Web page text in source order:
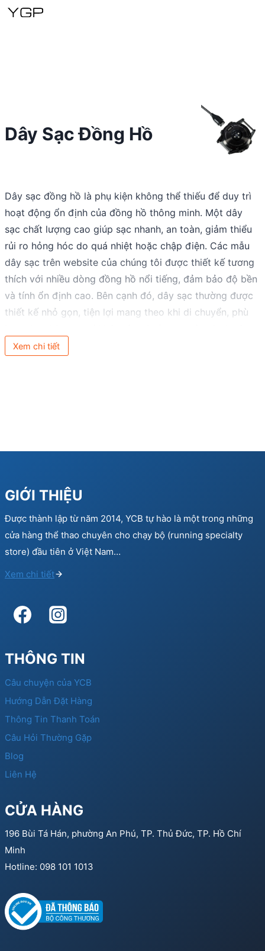
Dây Sạc Đồng Hồ
Dây sạc đồng hồ là phụ kiện không thể thiếu để duy trì
hoạt động ổn định của đồng hồ thông minh. Một dây
sạc chất lượng cao giúp sạc nhanh, an toàn, giảm thiểu
rủi ro hỏng hóc do quá nhiệt hoặc chập điện. Các mẫu
dây sạc trên website của chúng tôi được thiết kế tương
thích với nhiều dòng đồng hồ nổi tiếng, đảm bảo độ bền
và tính ổn định cao. Bên cạnh đó, dây sạc thường được
thiết kế nhỏ gọn, tiện lợi mang theo khi di chuyển, phù
thể thao hoặc đi công tác. Khám phá ngay các mẫu dây
Xem chi tiết
GIỚI THIỆU
Được thành lập từ năm 2014, YCB tự hào là một trong những
cửa hàng thể thao chuyên cho chạy bộ (running specialty
store) đầu tiên ở Việt Nam…
Xem chi tiết
THÔNG TIN
Câu chuyện của YCB
Hướng Dẫn Đặt Hàng
Thông Tin Thanh Toán
Câu Hỏi Thường Gặp
Blog
Liên Hệ
CỬA HÀNG
196 Bùi Tá Hán, phường An Phú, TP. Thủ Đức, TP. Hồ Chí
Minh
Hotline: 098 101 1013